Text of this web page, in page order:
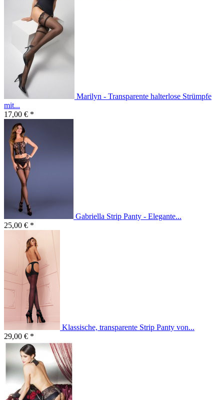
Marilyn - Transparente halterlose Strümpfe
mit...
17,00 € *
Gabriella Strip Panty - Elegante...
25,00 € *
Klassische, transparente Strip Panty von...
29,00 € *